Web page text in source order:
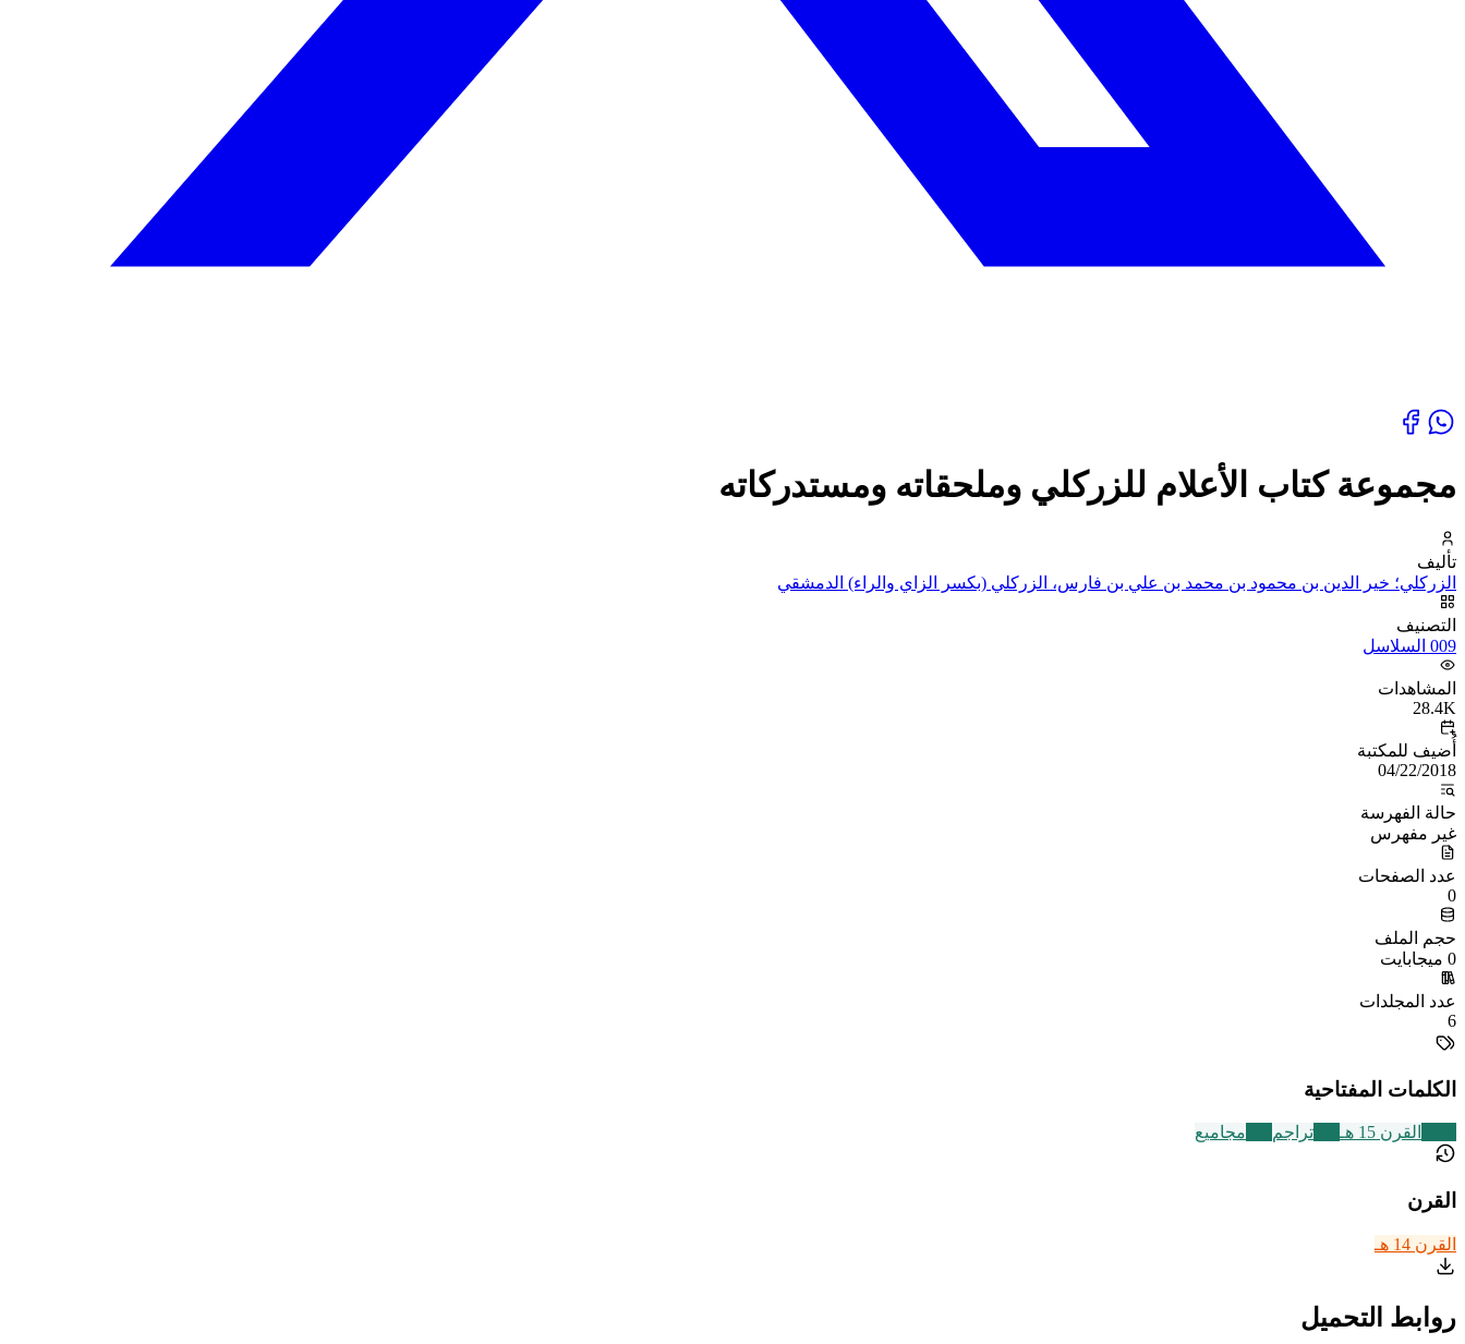
مجموعة كتاب الأعلام للزركلي وملحقاته ومستدركاته
تأليف
الزركلي؛ خير الدين بن محمود بن محمد بن علي بن فارس، الزركلي (بكسر الزاي والراء) الدمشقي
التصنيف
009 السلاسل
المشاهدات
28.4K
أُضيف للمكتبة
04/22/2018
حالة الفهرسة
غير مفهرس
عدد الصفحات
0
حجم الملف
0 ميجابايت
عدد المجلدات
6
الكلمات المفتاحية
القرن 15 هـ تراجم مجاميع
القرن
القرن 14 هـ
روابط التحميل